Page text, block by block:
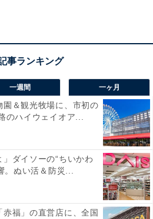
の代わり身でした。入籍を結婚
ので二次会はなし。式が終わっ
ホテルに宿泊したんですが、ホ
に着替えてくつろごうと思った
ダラしようとしてんの？ こっち
今すぐコンビニ行って飲み物を
れまで聞いたことないくらい冷
」
一週間 一ヶ月
園＆観光牧場に、市初の
のハイウェイオア...
」ダイソーの“ちいかわ
。ぬい活＆防災...
赤福」の直営店に、全国